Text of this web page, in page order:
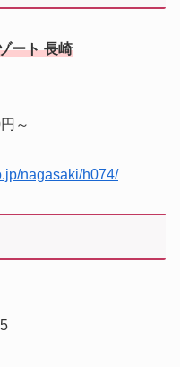
ート 長崎
～
nagasaki/h074/